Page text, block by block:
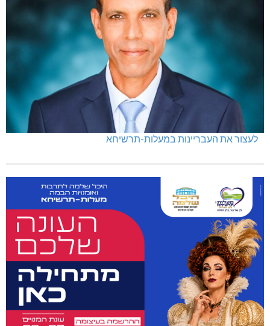
לעצור את העבריינות במעלות-תרשיחא